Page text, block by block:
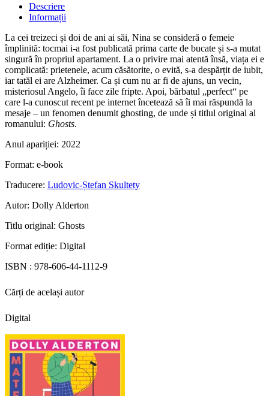
Descriere
Informații
La cei treizeci și doi de ani ai săi, Nina se consideră o femeie
împlinită: tocmai i-a fost publicată prima carte de bucate și s-a mutat
singură în propriul apartament. La o privire mai atentă însă, viața ei e
complicată: prietenele, acum căsătorite, o evită, s-a despărțit de iubit,
iar tatăl ei are Alzheimer. Ca și cum nu ar fi de ajuns, un vecin,
misteriosul Angelo, îi face zile fripte. Apoi, bărbatul „perfect“ pe
care l-a cunoscut recent pe internet încetează să îi mai răspundă la
mesaje – un fenomen denumit ghosting, de unde și titlul original al
romanului: Ghosts.
Anul apariției: 2022
Format: e-book
Traducere: Ludovic-Ștefan Skultety
Autor: Dolly Alderton
Titlu original: Ghosts
Format ediție: Digital
ISBN : 978-606-44-1112-9
Cărți de același autor
Digital